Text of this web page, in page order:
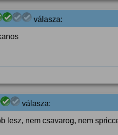
válasza:
válasza:
lesz, nem csavarog, nem